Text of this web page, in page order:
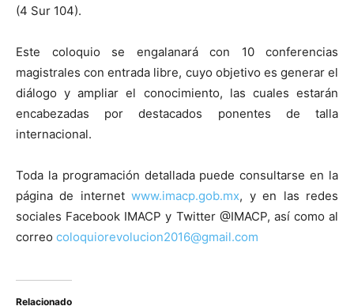
(4 Sur 104).
Este coloquio se engalanará con 10 conferencias
magistrales con entrada libre, cuyo objetivo es generar el
diálogo y ampliar el conocimiento, las cuales estarán
encabezadas por destacados ponentes de talla
internacional.
Toda la programación detallada puede consultarse en la
página de internetwww.imacp.gob.mx, y en las redes
sociales Facebook IMACP y Twitter @IMACP, así como al
correo coloquiorevolucion2016@gmail.com
Relacionado